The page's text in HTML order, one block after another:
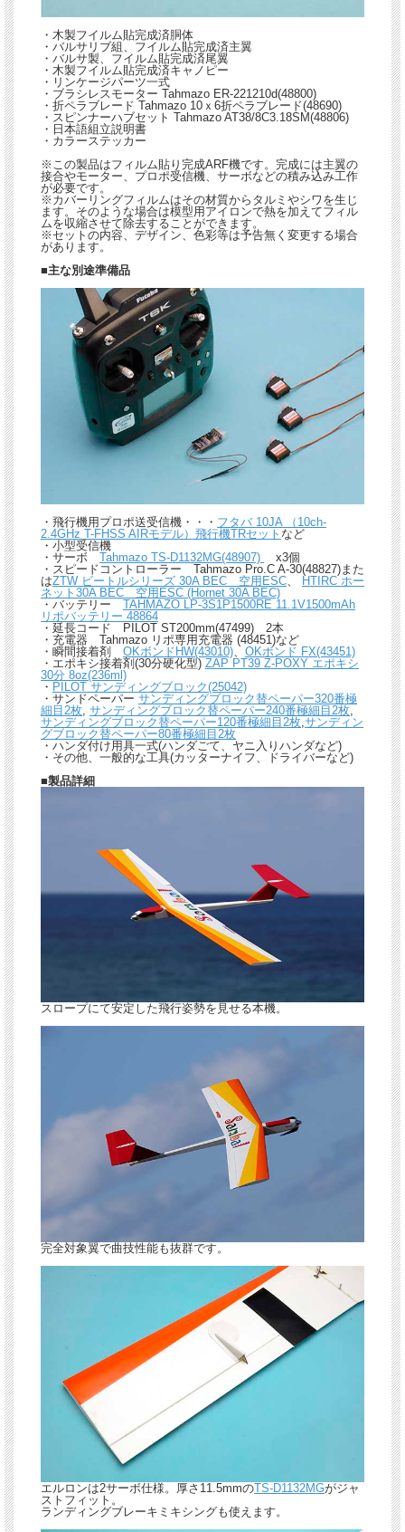
・木製フイルム貼完成済胴体
・バルサリブ組、フイルム貼完成済主翼
・バルサ製、フイルム貼完成済尾翼
・木製フイルム貼完成済キャノピー
・リンケージパーツ一式
・ブラシレスモーター Tahmazo ER-221210d(48800)
・折ペラブレード Tahmazo 10ｘ6折ペラブレード(48690)
・スピンナーハブセット Tahmazo AT38/8C3.18SM(48806)
・日本語組立説明書
・カラーステッカー
※この製品はフィルム貼り完成ARF機です。完成には主翼の
接合やモーター、プロポ受信機、サーボなどの積み込み工作
が必要です。
※カバーリングフィルムはその材質からタルミやシワを生じ
ます。そのような場合は模型用アイロンで熱を加えてフィル
ムを収縮させて除去することができます。
※セットの内容、デザイン、色彩等は予告無く変更する場合
があります。
■主な別途準備品
・飛行機用プロポ送受信機・・・ フタバ 10JA （10ch-
2.4GHz T-FHSS AIRモデル）飛行機TRセット など
・小型受信機
・サーボ Tahmazo TS-D1132MG(48907)
x3個
・スピードコントローラー Tahmazo Pro.C A-30(48827)また
はZTW ビートルシリーズ 30A BEC 空用ESC
HTIRC ホー
ネット30A BEC 空用ESC (Hornet 30A BEC)
・バッテリー TAHMAZO LP-3S1P1500RE 11.1V1500mAh
リポバッテリー 48864
・延長コード PILOT ST200mm(47499) 2本
・充電器 Tahmazo リポ専用充電器 (48451)など
・瞬間接着剤 OKボンドHW(43010) 、 OKボンド FX(43451)
・エポキシ接着剤(30分硬化型) ZAP PT39 Z-POXY エポキシ
30分 8oz(236ml)
・ PILOT サンディングブロック(25042)
・サンドペーパー サンディングブロック替ペーパー320番極
細目2枚 サンディングブロック替ペーパー240番極細目2枚
サンディングブロック替ペーパー120番極細目2枚 サンディン
グブロック替ペーパー80番極細目2枚
・ハンダ付け用具一式(ハンダごて、ヤニ入りハンダなど)
・その他、一般的な工具(カッターナイフ、ドライバーなど)
■製品詳細
スロープにて安定した飛行姿勢を見せる本機。
完全対象翼で曲技性能も抜群です。
エルロンは2サーボ仕様。厚さ11.5mmのTS-D1132MGがジャ
ストフィット。
ランディングブレーキミキシングも使えます。